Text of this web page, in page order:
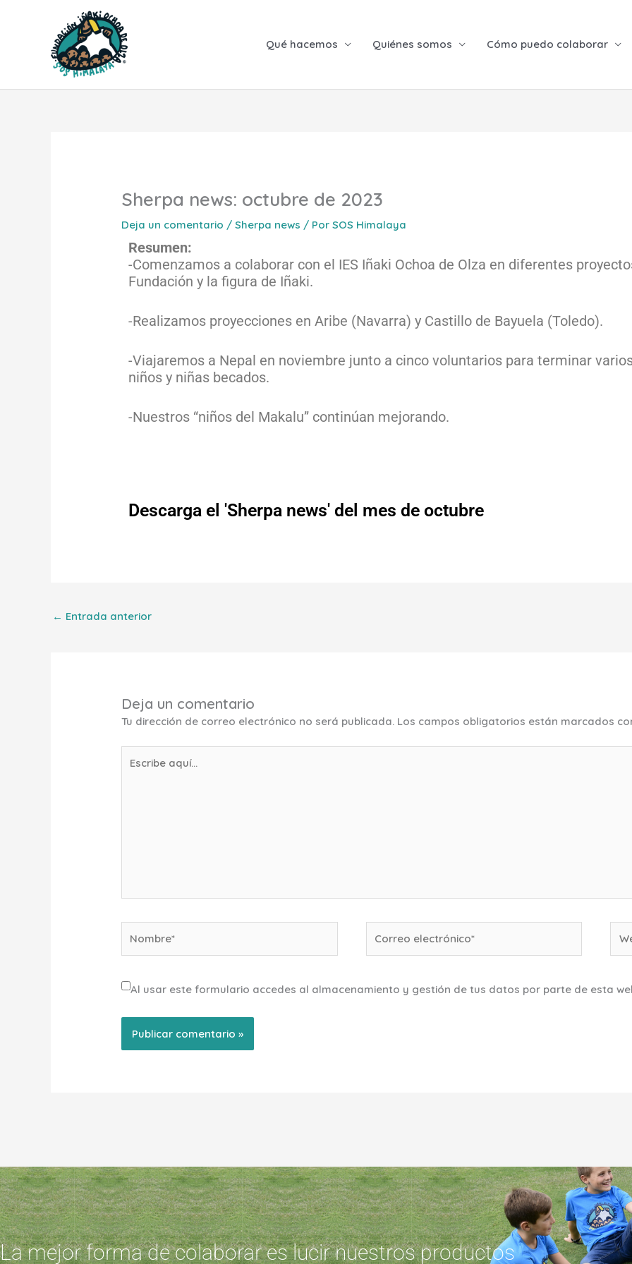
Qué hacemos Quiénes somos Cómo puedo colaborar
Sherpa news: octubre de 2023
Deja un comentario /Sherpa news / PorSOS Himalaya
Resumen:
-Comenzamos a colaborar con el IES Iñaki Ochoa de Olza en diferentes
Fundación y la figura de Iñaki.
-Realizamos proyecciones en Aribe (Navarra) y Castillo de Bayuela (Toledo).
-Viajaremos a Nepal en noviembre junto a cinco voluntarios para terminar
niños y niñas becados.
-Nuestros “niños del Makalu” continúan mejorando.
Descarga el 'Sherpa news' del mes de octubre
← Entrada anterior
Deja un comentario
Tu dirección de correo electrónico no será publicada. Los campos obligatorios están marcados
aquí...
electrónico*
Al usar este formulario accedes al almacenamiento y gestión de tus datos por parte de esta
La mejor forma de colaborar es lucir nuestros productos